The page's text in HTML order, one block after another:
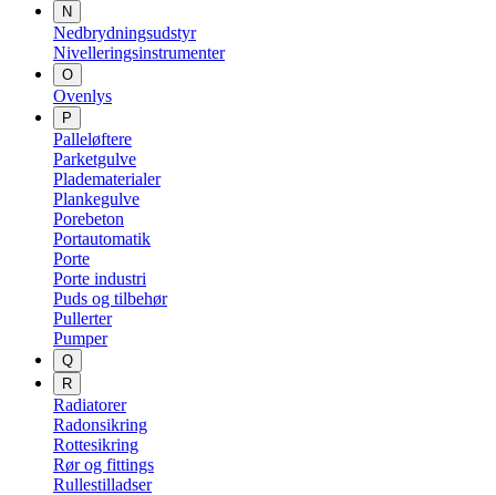
N
Nedbrydningsudstyr
Nivelleringsinstrumenter
O
Ovenlys
P
Palleløftere
Parketgulve
Pladematerialer
Plankegulve
Porebeton
Portautomatik
Porte
Porte industri
Puds og tilbehør
Pullerter
Pumper
Q
R
Radiatorer
Radonsikring
Rottesikring
Rør og fittings
Rullestilladser